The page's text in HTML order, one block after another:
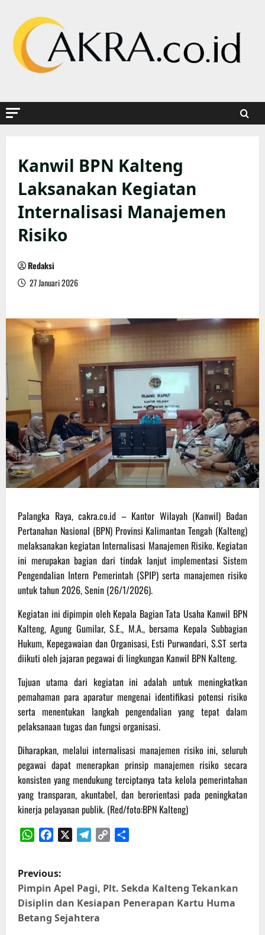
content
Kanwil BPN Kalteng
Laksanakan Kegiatan
Internalisasi Manajemen
Risiko
Redaksi
27 Januari 2026
Palangka Raya, cakra.co.id – Kantor Wilayah (Kanwil) Badan
Pertanahan Nasional (BPN) Provinsi Kalimantan Tengah (Kalteng)
melaksanakan kegiatan Internalisasi Manajemen Risiko. Kegiatan
ini merupakan bagian dari tindak lanjut implementasi Sistem
Pengendalian Intern Pemerintah (SPIP) serta manajemen risiko
untuk tahun 2026, Senin (26/1/2026).
Kegiatan ini dipimpin oleh Kepala Bagian Tata Usaha Kanwil BPN
Kalteng, Agung Gumilar, S.E., M.A., bersama Kepala Subbagian
Hukum, Kepegawaian dan Organisasi, Esti Purwandari, S.ST serta
diikuti oleh jajaran pegawai di lingkungan Kanwil BPN Kalteng.
Tujuan utama dari kegiatan ini adalah untuk meningkatkan
pemahaman para aparatur mengenai identifikasi potensi risiko
serta menentukan langkah pengendalian yang tepat dalam
pelaksanaan tugas dan fungsi organisasi.
Diharapkan, melalui internalisasi manajemen risiko ini, seluruh
pegawai dapat menerapkan prinsip manajemen risiko secara
konsisten yang mendukung terciptanya tata kelola pemerintahan
yang transparan, akuntabel, dan berorientasi pada peningkatan
kinerja pelayanan publik. (Red/foto:BPN Kalteng)
P
o
s
Previous:
Pimpin Apel Pagi, Plt. Sekda Kalteng Tekankan
Disiplin dan Kesiapan Penerapan Kartu Huma
Betang Sejahtera